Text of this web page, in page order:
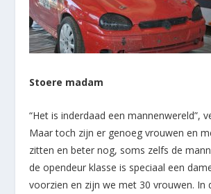
Stoere madam
“Het is inderdaad een mannenwereld”,
Maar toch zijn er genoeg vrouwen en
zitten en beter nog, soms zelfs de
de opendeur klasse is speciaal een
voorzien en zijn we met 30 vrouwen. In